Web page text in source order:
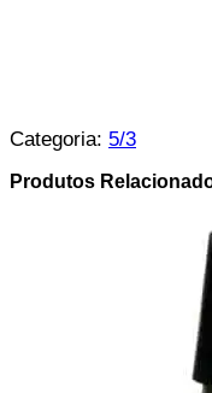
Categoria: 5/3
Produtos